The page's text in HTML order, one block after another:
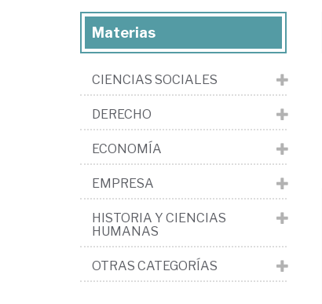
Materias
CIENCIAS SOCIALES
DERECHO
ECONOMÍA
EMPRESA
HISTORIA Y CIENCIAS
HUMANAS
OTRAS CATEGORÍAS